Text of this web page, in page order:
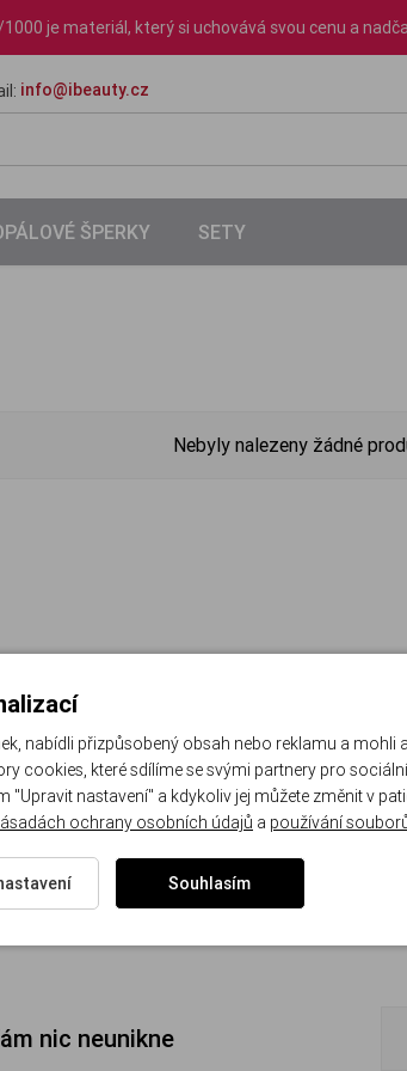
je materiál, který si uchovává svou cenu a
info@ibeauty.cz
ŠPERKY SETY
Nebyly nalezeny žádné
nic neunikne
nabídli přizpůsobený obsah nebo reklamu a mohli
cookies, které sdílíme se svými partnery pro
"Upravit nastavení" a kdykoliv jej můžete změnit v
ochrany osobních údajů a používání
Souhlasím